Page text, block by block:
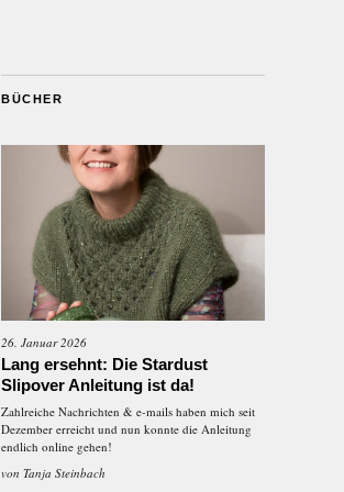
BÜCHER
26. Januar 2026
Lang ersehnt: Die Stardust
Slipover Anleitung ist da!
Zahlreiche Nachrichten & e-mails haben mich seit
Dezember erreicht und nun konnte die Anleitung
endlich online gehen!
von Tanja Steinbach